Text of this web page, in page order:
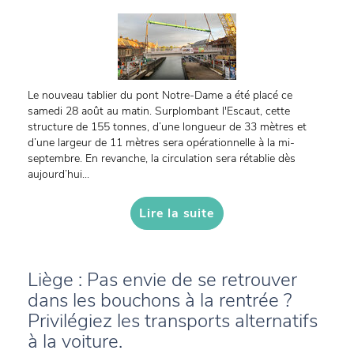
Le nouveau tablier du pont Notre-Dame a été placé ce
samedi 28 août au matin. Surplombant l'Escaut, cette
structure de 155 tonnes, d’une longueur de 33 mètres et
d’une largeur de 11 mètres sera opérationnelle à la mi-
septembre. En revanche, la circulation sera rétablie dès
aujourd’hui...
Lire la suite
Liège : Pas envie de se retrouver
dans les bouchons à la rentrée ?
Privilégiez les transports alternatifs
à la voiture.